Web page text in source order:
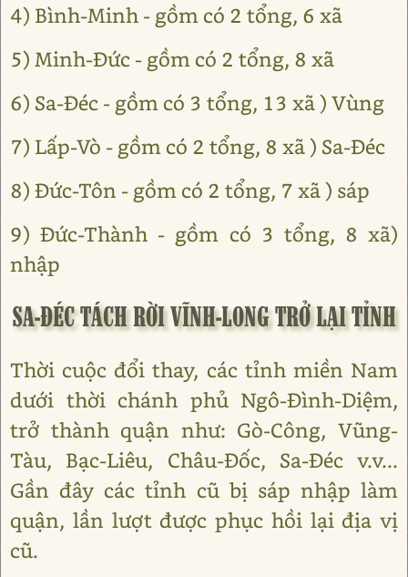
4) Bình-Minh - gồm có 2 tổng, 6 xã
5) Minh-Đức - gồm có 2 tổng, 8 xã
6) Sa-Đéc - gồm có 3 tổng, 13 xã ) Vùng
7) Lấp-Vò - gồm có 2 tổng, 8 xã ) Sa-Đéc
8) Đức-Tôn - gồm có 2 tổng, 7 xã ) sáp
9) Đức-Thành - gồm có 3 tổng, 8 xã)
nhập
SA-ĐÉC TÁCH RỜI VĨNH-LONG TRỞ LẠI TỈNH
Thời cuộc đổi thay, các tỉnh miền Nam
dưới thời chánh phủ Ngô-Đình-Diệm,
trở thành quận như: Gò-Công, Vũng-
Tàu, Bạc-Liêu, Châu-Đốc, Sa-Đéc v.v...
Gần đây các tỉnh cũ bị sáp nhập làm
quận, lần lượt được phục hồi lại địa vị
cũ.